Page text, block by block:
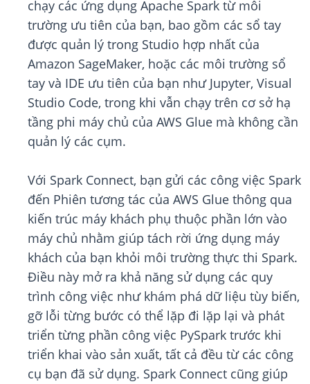
chạy các ứng dụng Apache Spark từ môi
trường ưu tiên của bạn, bao gồm các sổ tay
được quản lý trong Studio hợp nhất của
Amazon SageMaker, hoặc các môi trường sổ
tay và IDE ưu tiên của bạn như Jupyter, Visual
Studio Code, trong khi vẫn chạy trên cơ sở hạ
tầng phi máy chủ của AWS Glue mà không cần
quản lý các cụm.
Với Spark Connect, bạn gửi các công việc Spark
đến Phiên tương tác của AWS Glue thông qua
kiến trúc máy khách phụ thuộc phần lớn vào
máy chủ nhằm giúp tách rời ứng dụng máy
khách của bạn khỏi môi trường thực thi Spark.
Điều này mở ra khả năng sử dụng các quy
trình công việc như khám phá dữ liệu tùy biến,
gỡ lỗi từng bước có thể lặp đi lặp lại và phát
triển từng phần công việc PySpark trước khi
triển khai vào sản xuất, tất cả đều từ các công
cụ bạn đã sử dụng. Spark Connect cũng giúp